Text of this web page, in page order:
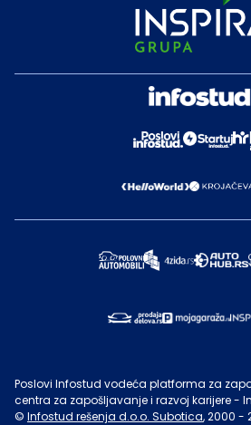
Poslovi Infostud vodeća platforma za
centra za zapošljavanje i razvoj karijere -
© Infostud rešenja d.o.o. Subotica, 2000 -